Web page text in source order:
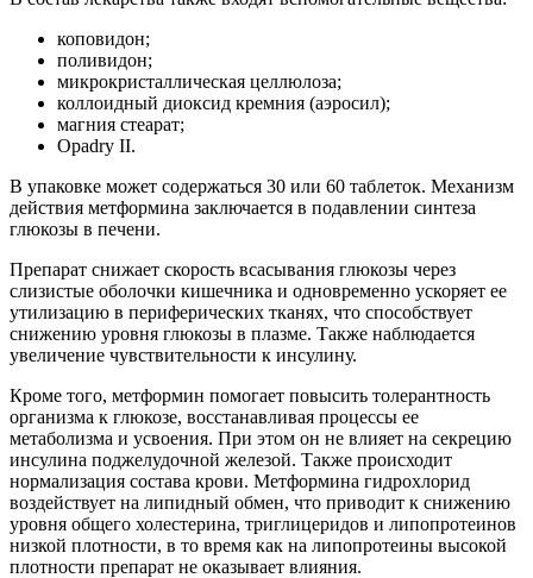
коповидон;
поливидон;
микрокристаллическая целлюлоза;
коллоидный диоксид кремния (аэросил);
магния стеарат;
Opadry II.
В упаковке может содержаться 30 или 60 таблеток. Механизм
действия метформина заключается в подавлении синтеза
глюкозы в печени.
Препарат снижает скорость всасывания глюкозы через
слизистые оболочки кишечника и одновременно ускоряет ее
утилизацию в периферических тканях, что способствует
снижению уровня глюкозы в плазме. Также наблюдается
увеличение чувствительности к инсулину.
Кроме того, метформин помогает повысить толерантность
организма к глюкозе, восстанавливая процессы ее
метаболизма и усвоения. При этом он не влияет на секрецию
инсулина поджелудочной железой. Также происходит
нормализация состава крови. Метформина гидрохлорид
воздействует на липидный обмен, что приводит к снижению
уровня общего холестерина, триглицеридов и липопротеинов
низкой плотности, в то время как на липопротеины высокой
плотности препарат не оказывает влияния.